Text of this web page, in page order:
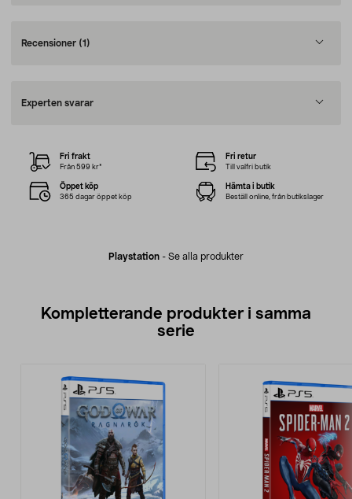
Recensioner (1)
Experten svarar
Playstation - Se alla produkter
Fri frakt
Från 599 kr*
Fri retur
Till valfri butik
Öppet köp
365 dagar öppet köp
Hämta i butik
Beställ online, från butikslager
Kompletterande produkter i samma
serie